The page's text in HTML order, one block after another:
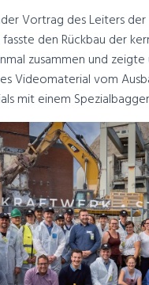
Vortrag des Leiters
fasste den Rückbau der
zusammen und
Videomaterial vom
mit einem